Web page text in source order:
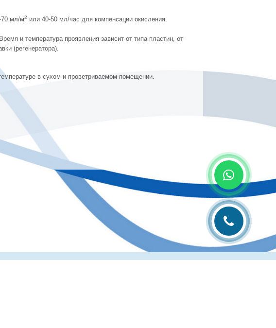
70 мл/м2 или 40-50 мл/час для компенсации окисления.
и температура проявления зависит от типа пластин, от
(регенератора).
в сухом и проветриваемом помещении.